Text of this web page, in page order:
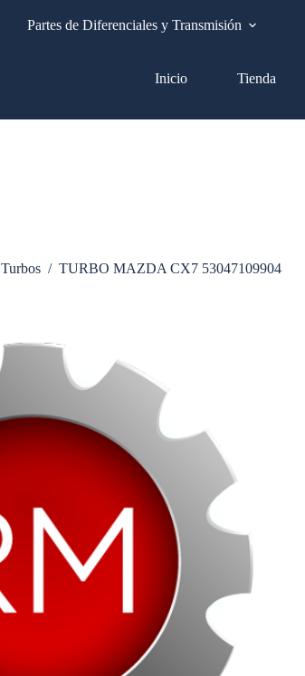
Inicio Tienda
Partes de Diferenciales y Transmisión
Turbos / TURBO MAZDA CX7 53047109904